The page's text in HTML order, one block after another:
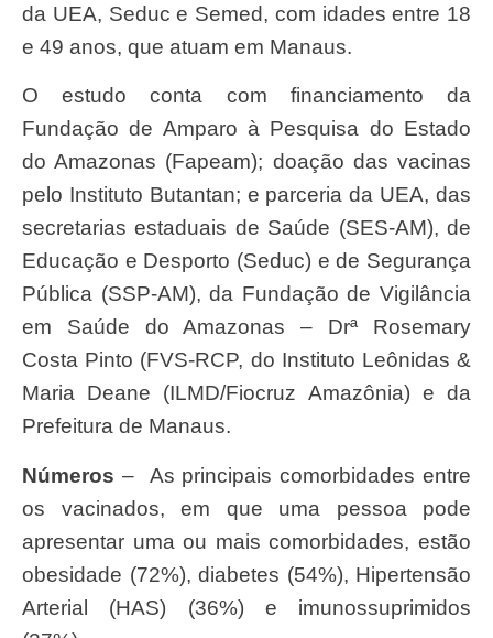
da UEA, Seduc e Semed, com idades entre 18
e 49 anos, que atuam em Manaus.
O estudo conta com financiamento da
Fundação de Amparo à Pesquisa do Estado
do Amazonas (Fapeam); doação das vacinas
pelo Instituto Butantan; e parceria da UEA, das
secretarias estaduais de Saúde (SES-AM), de
Educação e Desporto (Seduc) e de Segurança
Pública (SSP-AM), da Fundação de Vigilância
em Saúde do Amazonas – Drª Rosemary
Costa Pinto (FVS-RCP, do Instituto Leônidas &
Maria Deane (ILMD/Fiocruz Amazônia) e da
Prefeitura de Manaus.
Números – As principais comorbidades entre
os vacinados, em que uma pessoa pode
apresentar uma ou mais comorbidades, estão
obesidade (72%), diabetes (54%), Hipertensão
Arterial (HAS) (36%) e imunossuprimidos